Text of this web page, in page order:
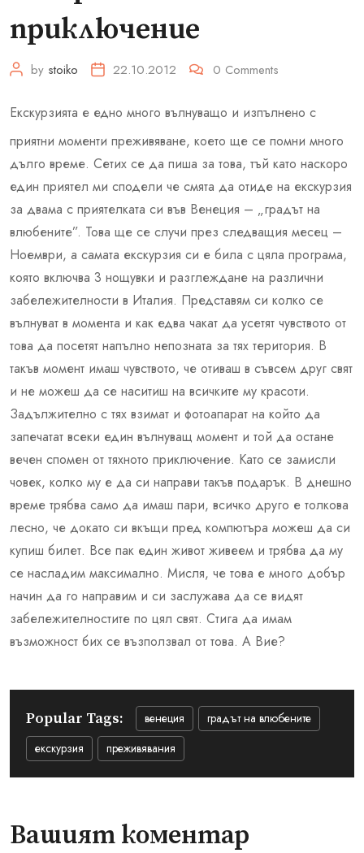
приключение
by stoiko 22.10.2012 0 Comments
Екскурзията е едно много вълнуващо и изпълнено с
приятни моменти преживяване, което ще се помни много
дълго време. Сетих се да пиша за това, тъй като наскоро
един приятел ми сподели че смята да отиде на екскурзия
за двама с приятелката си във Венеция – „градът на
влюбените”. Това ще се случи през следващия месец –
Ноември, а самата екскурзия си е била с цяла програма,
която включва 3 нощувки и разглеждане на различни
забележителности в Италия. Представям си колко се
вълнуват в момента и как едва чакат да усетят чувството от
това да посетят напълно непозната за тях територия. В
такъв момент имаш чувството, че отиваш в съвсем друг свят
и не можеш да се наситиш на всичките му красоти.
Задължително с тях взимат и фотоапарат на който да
запечатат всеки един вълнуващ момент и той да остане
вечен спомен от тяхното приключение. Като се замисли
човек, колко му е да си направи такъв подарък. В днешно
време трябва само да имаш пари, всичко друго е толкова
лесно, че докато си вкъщи пред компютъра можеш да си
купиш билет. Все пак един живот живеем и трябва да му
се насладим максимално. Мисля, че това е много добър
начин да го направим и си заслужава да се видят
забележителностите по цял свят. Стига да имам
възможност бих се възползвал от това. А Вие?
Popular Tags: венеция
градът на влюбените
екскурзия
преживявания
Вашият коментар